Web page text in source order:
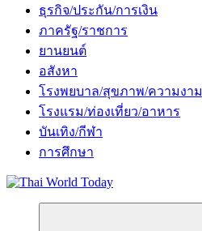
ธุรกิจ/ประกัน/การเงิน
ภาครัฐ/ราชการ
ยานยนต์
อสังหา
โรงพยบาล/สุขภาพ/ความงาม
โรงแรม/ท่องเที่ยว/อาหาร
บันเทิง/กีฬา
การศึกษา